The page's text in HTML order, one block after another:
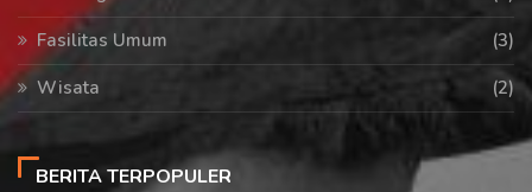
Fasilitas Umum
(3)
Wisata
(2)
BERITA TERPOPULER